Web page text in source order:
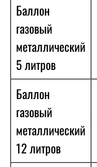
Баллон
газовый
металлический
5 литров
Баллон
газовый
металлический
12 литров